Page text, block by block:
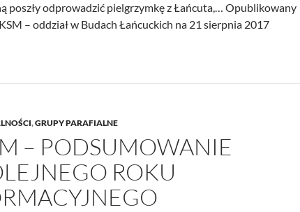
poszły odprowadzić pielgrzymkę z Łańcuta,… Opublikowany
– oddział w Budach Łańcuckich na 21 sierpnia 2017
,GRUPY PARAFIALNE
– PODSUMOWANIE
ROKU